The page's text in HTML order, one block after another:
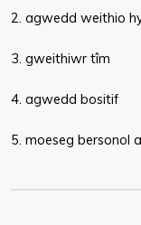
2. agwedd weithio
3. gweithiwr tîm
4. agwedd bositif
5. moeseg bersonol